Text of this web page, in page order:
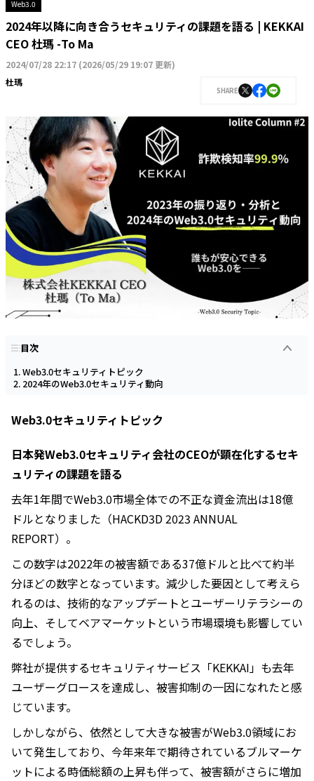
Web3.0
2024年以降に向き合うセキュリティの課題を語る | KEKKAI
CEO 杜瑪 -To Ma
2024/07/28 22:17 (2026/05/29 19:07 更新)
杜瑪
SHARE
目次
Web3.0セキュリティトピック
2024年のWeb3.0セキュリティ動向
Web3.0セキュリティトピック
日本発Web3.0セキュリティ会社のCEOが顕在化するセキ
ュリティの課題を語る
去年1年間でWeb3.0市場全体での不正な資金流出は18億
ドルとなりました（HACKD3D 2023 ANNUAL
REPORT）。
この数字は2022年の被害額である37億ドルと比べて約半
分ほどの数字となっています。減少した要因として考えら
れるのは、技術的なアップデートとユーザーリテラシーの
向上、そしてベアマーケットという市場環境も影響してい
るでしょう。
弊社が提供するセキュリティサービス「KEKKAI」も去年
ユーザーグロースを達成し、被害抑制の一因になれたと感
じています。
しかしながら、依然として大きな被害がWeb3.0領域にお
いて発生しており、今年来年で期待されているブルマーケ
ットによる時価総額の上昇も伴って、被害額がさらに増加